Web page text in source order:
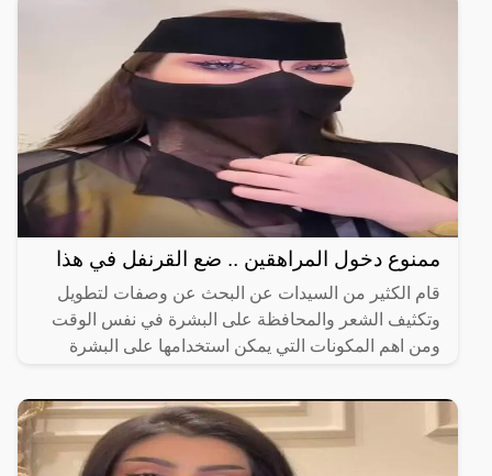
ممنوع دخول المراهقين .. ضع القرنفل في هذا
قام الكثير من السيدات عن البحث عن وصفات لتطويل
وتكثيف الشعر والمحافظة على البشرة في نفس الوقت
ومن اهم المكونات التي يمكن استخدامها على البشرة